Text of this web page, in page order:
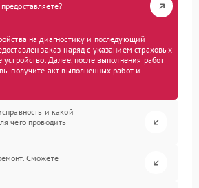
на диагностику и последующий
заказ-наряд с указанием страховых
устройство. Далее, после выполнения работ
получите акт выполненных работ и
и какой
чего проводить
Сможете